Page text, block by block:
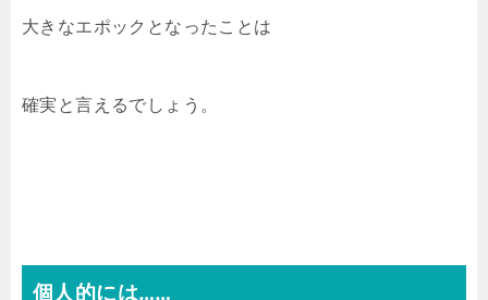
大きなエポックとなったことは
確実と言えるでしょう。
個人的には……